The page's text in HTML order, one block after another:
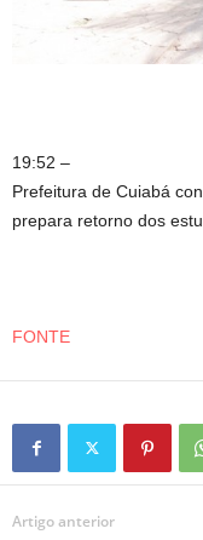
19:52 –
Prefeitura de Cuiabá
prepara retorno dos
FONTE
Artigo anterior